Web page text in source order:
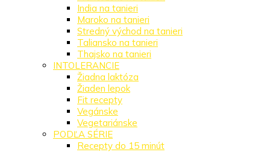
India na tanieri
Maroko na tanieri
Stredný východ na tanieri
Taliansko na tanieri
Thajsko na tanieri
INTOLERANCIE
Žiadna laktóza
Žiaden lepok
Fit recepty
Vegánske
Vegetariánske
PODĽA SÉRIE
Recepty do 15 minút